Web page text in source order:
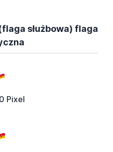
służbowa) flaga
Pixel